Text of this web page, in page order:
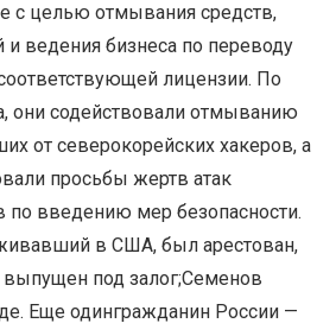
с целью отмывания средств,
и ведения бизнеса по переводу
лицензии. По
они содействовали отмыванию
от северокорейских хакеров, а
просьбы жертв атак
по введению мер безопасности.
в США, был арестован,
выпущен под залог;Семенов
Еще одингражданин России —